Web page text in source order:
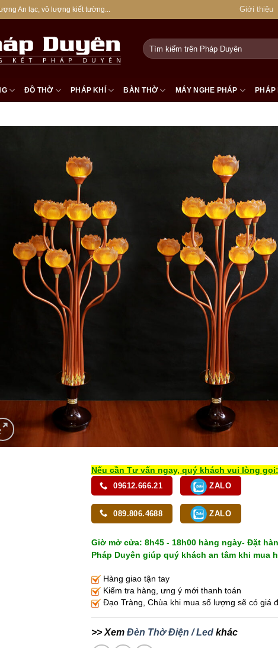
An lạc, vô lượng kiết tường... Giới thiệu
Tìm
kiếm:
ĐỒ THỜ PHÁP KHÍ BÀN THỜ MÁY NGHE PHÁP PHÁP
Nếu cần Tư vấn ngay, quý khách vui lòng gọi:
09612.666.21 ZALO
089.806.4688 ZALO
Giờ mở cửa: 8h45 - 18h00 hàng ngày- Đặt
Pháp Duyên giúp quý khách an tâm khi mua
Hàng giao tận tay
Kiểm tra hàng, ưng ý mới thanh toán
Đạo Tràng, Chùa khi mua số lượng sẽ có giá
>> Xem Đèn Thờ Điện / Ledkhác